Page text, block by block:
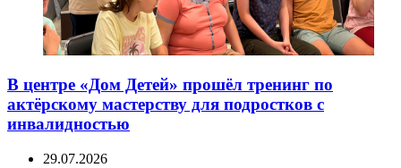
В центре «Дом Детей» прошёл тренинг по
актёрскому мастерству для подростков с
инвалидностью
29.07.2026